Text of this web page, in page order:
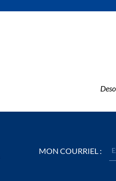
MON COURRIEL :